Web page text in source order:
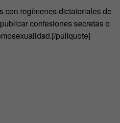
con regímenes dictatoriales de
confesiones secretas o
pullquote]